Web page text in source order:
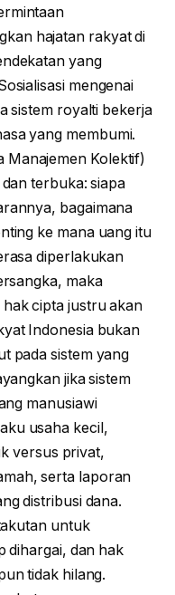
hajatan rakyat di
yang
mengenai
sistem royalti bekerja
yang membumi.
Manajemen Kolektif)
terbuka: siapa
bagaimana
ke mana uang itu
diperlakukan
maka
cipta justru akan
Indonesia bukan
pada sistem yang
jika sistem
manusiawi
usaha kecil,
versus privat,
serta laporan
distribusi dana.
untuk
dihargai, dan hak
tidak hilang.